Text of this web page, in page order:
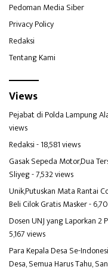
Pedoman Media Siber
Privacy Policy
Redaksi
Tentang Kami
Views
Pejabat di Polda Lampung
views
Redaksi- 18,581 views
Gasak Sepeda Motor,Dua
Sliyeg- 7,532 views
Unik,Putuskan Mata Rantai
Beli Cilok Gratis Masker-
Dosen UNJ yang Laporkan 2
5,167 views
Para Kepala Desa Se-
Desa, Semua Harus Tahu,